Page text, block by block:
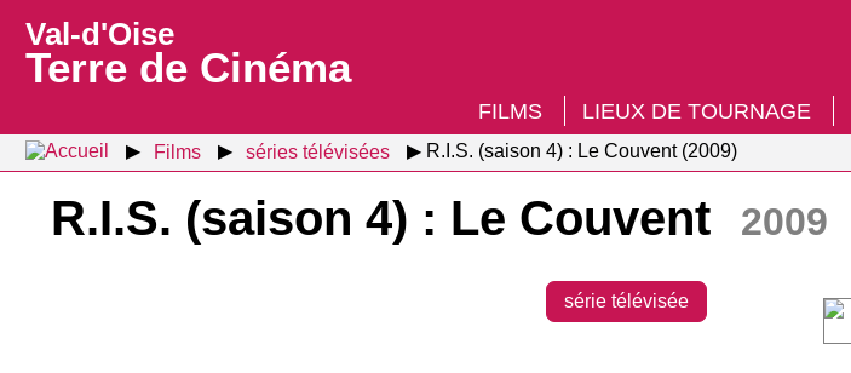
Val-d'Oise
Terre de Cinéma
FILMS LIEUX DE TOURNAGE
Films séries télévisées R.I.S. (saison 4) : Le Couvent (2009)
R.I.S. (saison 4) : Le Couvent 2009
série télévisée